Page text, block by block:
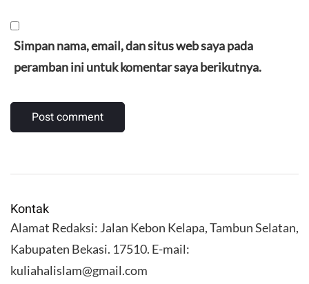
Simpan nama, email, dan situs web saya pada
peramban ini untuk komentar saya berikutnya.
Kontak
Alamat Redaksi: Jalan Kebon Kelapa, Tambun Selatan,
Kabupaten Bekasi. 17510. E-mail:
kuliahalislam@gmail.com